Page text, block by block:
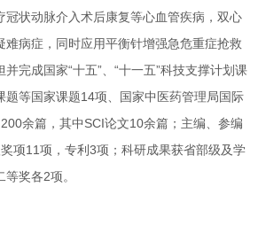
冠状动脉介入术后康复等心血管疾病，双心
难病症，同时应用平衡针增强急危重症抢救
完成国家“十五”、“十一五”科技支撑计划课
题等国家课题14项、国家中医药管理局国际
余篇，其中SCI论文10余篇；主编、参编
项11项，专利3项；科研成果获省部级及学
奖各2项。